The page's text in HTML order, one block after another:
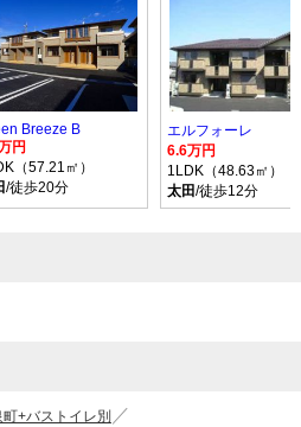
Breeze B
円
（57.21㎡）
/徒歩20分
エルフォーレ
6.6万円
1LDK（48.63㎡）
太田/徒歩12分
+バストイレ別